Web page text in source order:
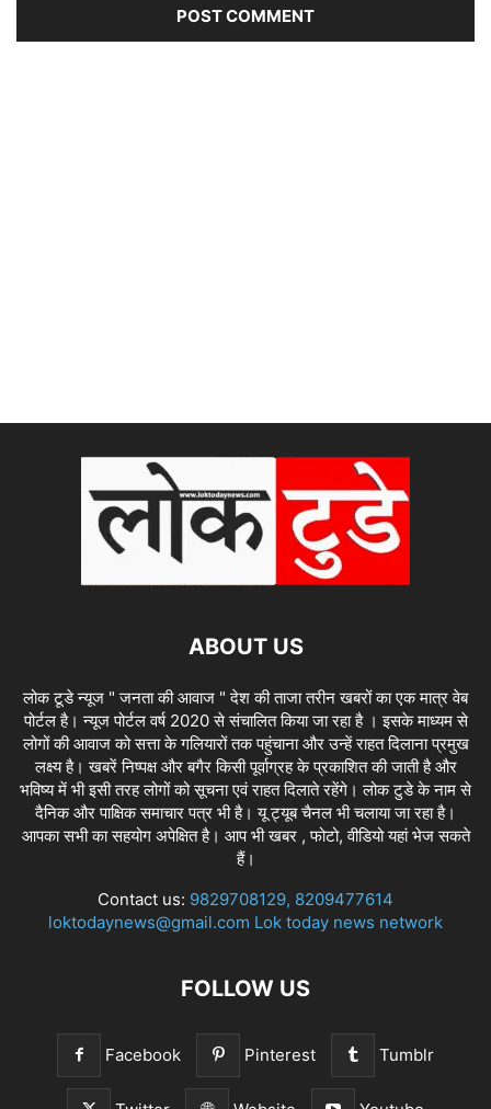
ABOUT US
लोक टूडे न्यूज " जनता की आवाज " देश की ताजा तरीन खबरों का एक मात्र वेब
पोर्टल है। न्यूज पोर्टल वर्ष 2020 से संचालित किया जा रहा है । इसके माध्यम से
लोगों की आवाज को सत्ता के गलियारों तक पहुंचाना और उन्हें राहत दिलाना प्रमुख
लक्ष्य है। खबरें निष्पक्ष और बगैर किसी पूर्वाग्रह के प्रकाशित की जाती है और
भविष्य में भी इसी तरह लोगों को सूचना एवं राहत दिलाते रहेंगे। लोक टुडे के नाम से
दैनिक और पाक्षिक समाचार पत्र भी है। यू ट्यूब चैनल भी चलाया जा रहा है।
आपका सभी का सहयोग अपेक्षित है। आप भी खबर , फोटो, वीडियो यहां भेज सकते
हैं।
Contact us: 9829708129, 8209477614
loktodaynews@gmail.com Lok today news network
FOLLOW US
Facebook Pinterest Tumblr